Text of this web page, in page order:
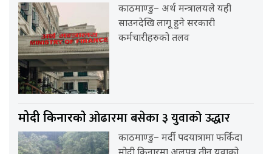
काठमाण्डु– अर्थ मन्त्रालयले यही
साउनदेखि लागू हुने सरकारी
कर्मचारीहरुको तलव
मोदी किनारकाेओढारमा बसेका ३ युवाको उद्धार
काठमाण्डु– मर्दी पदयात्रामा फर्किदा